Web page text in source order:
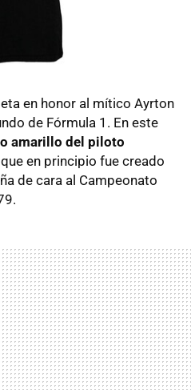
en honor al mítico Ayrton
de Fórmula 1. En este
amarillo del piloto
que en principio fue creado
de cara al Campeonato